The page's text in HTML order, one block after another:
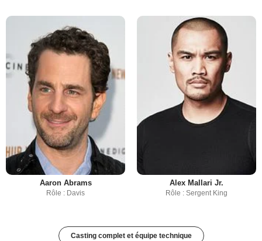
Aaron Abrams
Rôle : Davis
Alex Mallari Jr.
Rôle : Sergent King
Casting complet et équipe technique